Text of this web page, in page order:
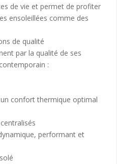
de vie et permet de profiter
ensoleillées comme des
de qualité
par la qualité de ses
:
confort thermique optimal
performant et